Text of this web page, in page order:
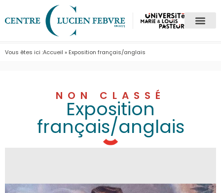
Vous êtes ici :Accueil » Exposition français/anglais
NON CLASSÉ
Exposition
français/anglais